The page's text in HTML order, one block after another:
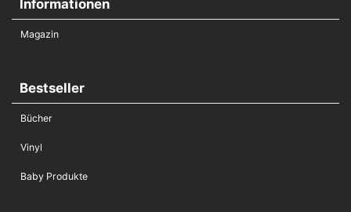
Informationen
Magazin
Bestseller
Bücher
Vinyl
Baby Produkte